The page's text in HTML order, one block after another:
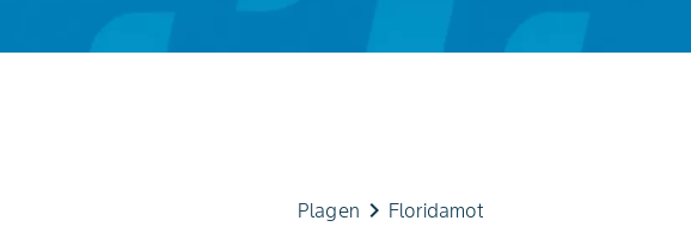
Plagen keyboard_arrow_right Floridamot